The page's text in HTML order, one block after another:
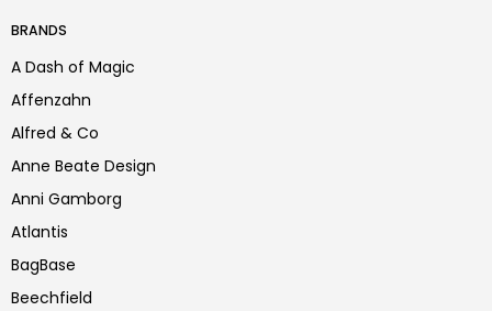
BRANDS
A Dash of Magic
Affenzahn
Alfred & Co
Anne Beate Design
Anni Gamborg
Atlantis
BagBase
Beechfield